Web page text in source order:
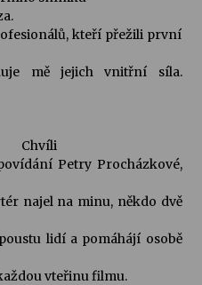
za Humpolec. V Želivě ožije
Michala Novenka v Klášteře
Malovaný svět
kteří přežili první
mě jejich vnitřní síla.
Chvíli
Petry Procházkové,
najel na minu, někdo dvě
lidí a pomáhájí osobě
vteřinu filmu.